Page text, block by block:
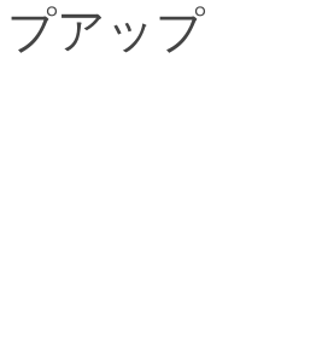
アップ